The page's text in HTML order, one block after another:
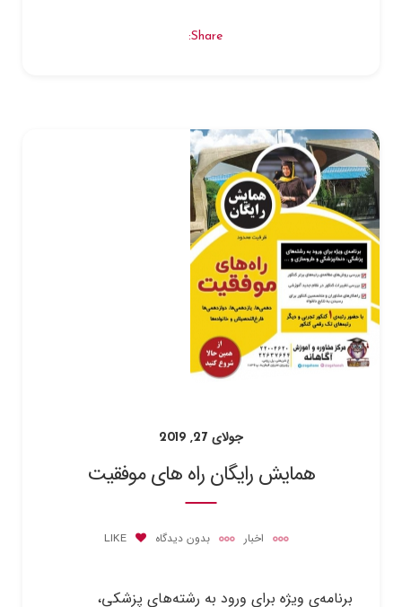
Share:
جولای 27, 2019
همایش رایگان راه های موفقیت
اخبار بدون دیدگاه LIKE
برنامه‌ی ویژه برای ورود به رشته‌های پزشکی،